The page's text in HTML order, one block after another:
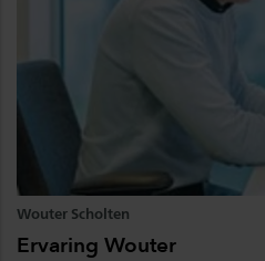
Wouter Scholten
Ervaring Wouter